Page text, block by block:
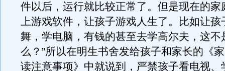
件以后，运行就比较正常了。但是现在的家
上游戏软件，让孩子游戏人生了。比如让孩
舞，学电脑，有钱的甚至去学高尔夫，这不
么？”所以在明生书舍发给孩子和家长的《
读注意事项》中就说到，严禁孩子看电视、